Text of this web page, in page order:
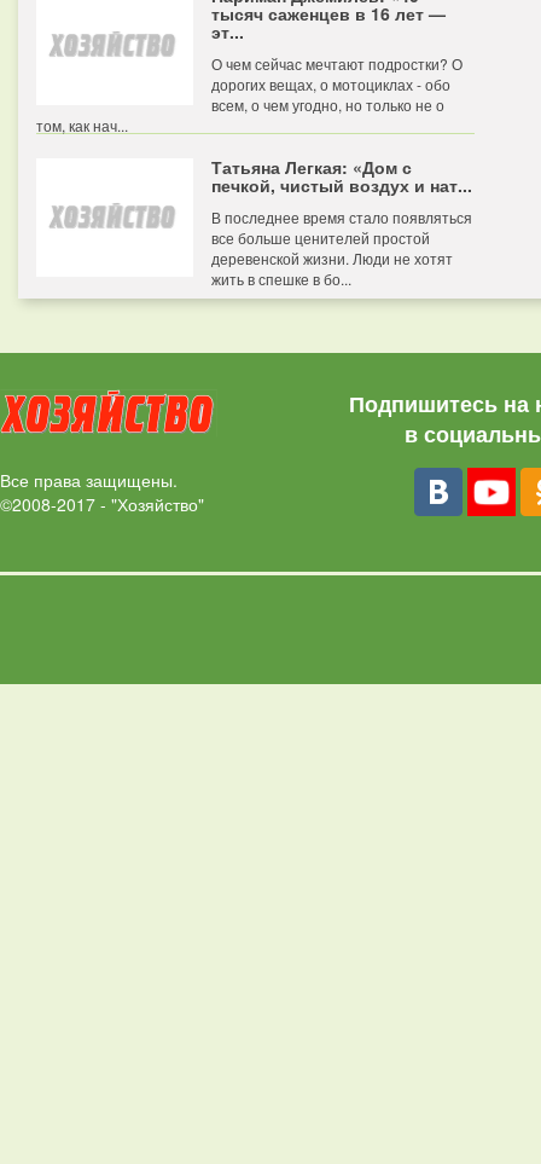
тысяч саженцев в 16 лет —
эт...
О чем сейчас мечтают подростки? О
дорогих вещах, о мотоциклах - обо
всем, о чем угодно, но только не о
том, как нач...
Татьяна Легкая: «Дом с
печкой, чистый воздух и нат...
В последнее время стало появляться
все больше ценителей простой
деревенской жизни. Люди не хотят
жить в спешке в бо...
Все права защищены.
©2008-2017 - "Хозяйство"
Подпишитесь на
в